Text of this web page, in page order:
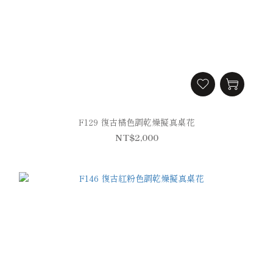
F129 復古橘色調乾燥擬真桌花
NT$2,000